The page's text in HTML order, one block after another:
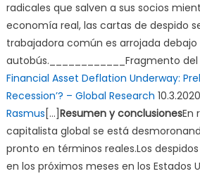
radicales que salven a sus socios
economía real, las cartas de despido
trabajadora común es arrojada debajo
autobús.____________Fragmento
Financial Asset Deflation Underway:
Recession’? – Global Research
Rasmus […] Resumen y conclusionesEn
capitalista global se está
pronto en términos reales.Los
en los próximos meses en los Estados